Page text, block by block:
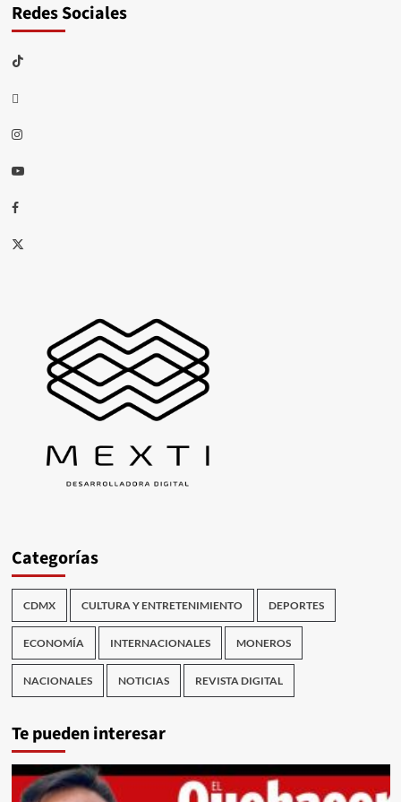
Redes Sociales
TikTok
threads
Instagram
Youtube
Facebook
X
Categorías
CDMX CULTURA Y ENTRETENIMIENTO DEPORTES
ECONOMÍA INTERNACIONALES MONEROS
NACIONALES NOTICIAS REVISTA DIGITAL
Te pueden interesar